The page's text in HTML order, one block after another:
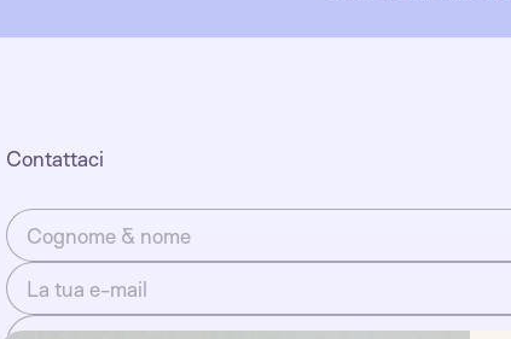
Contattaci